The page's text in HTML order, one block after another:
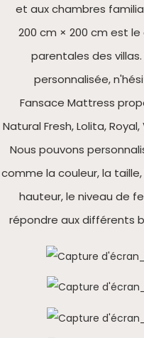
et aux chambres
200 cm × 200 cm est
parentales des
personnalisée,
Fansace Mattress
Natural Fresh, Lolita,
Nous pouvons
comme la couleur, la
hauteur, le niveau de
répondre aux différents